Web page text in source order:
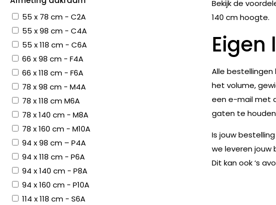
Bekijk de
140 cm hoogte.
Alle bestellingen
het volume,
een e-mail met
gaten te
Is jouw
we leveren
Dit kan ook ‘s
55 x 78 cm - C2A
55 x 98 cm - C4A
55 x 118 cm - C6A
66 x 98 cm - F4A
66 x 118 cm - F6A
78 x 98 cm - M4A
78 x 118 cm M6A
78 x 140 cm - M8A
78 x 160 cm - M10A
94 x 98 cm – P4A
94 x 118 cm - P6A
94 x 140 cm - P8A
94 x 160 cm - P10A
114 x 118 cm - S6A